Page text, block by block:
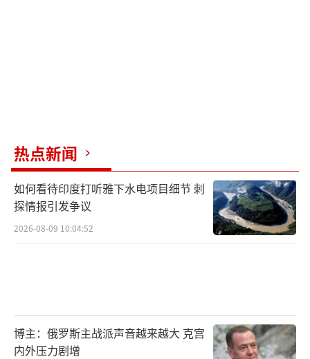
热点新闻
如何看待印度打听雅下水电项目细节 刺
探情报引发争议
2026-08-09 10:04:52
博主：俄罗斯主战派声音越来越大 克宫
内外压力剧增